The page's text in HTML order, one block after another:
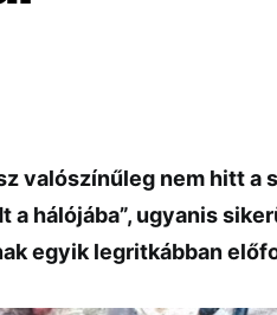
valószínűleg nem hitt a
a hálójába”, ugyanis
egyik legritkábban